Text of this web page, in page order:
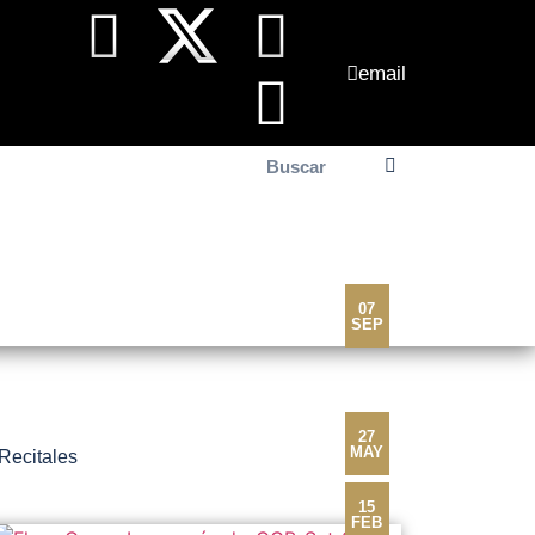
email
Recitales
07
SEP
27
MAY
15
FEB